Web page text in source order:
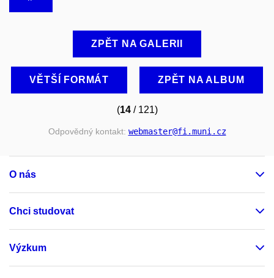
ZPĚT NA GALERII
VĚTŠÍ FORMÁT ZPĚT NA ALBUM
(14/ 121)
Odpovědný kontakt: webmaster@fi.muni.cz
O nás
Chci studovat
Výzkum